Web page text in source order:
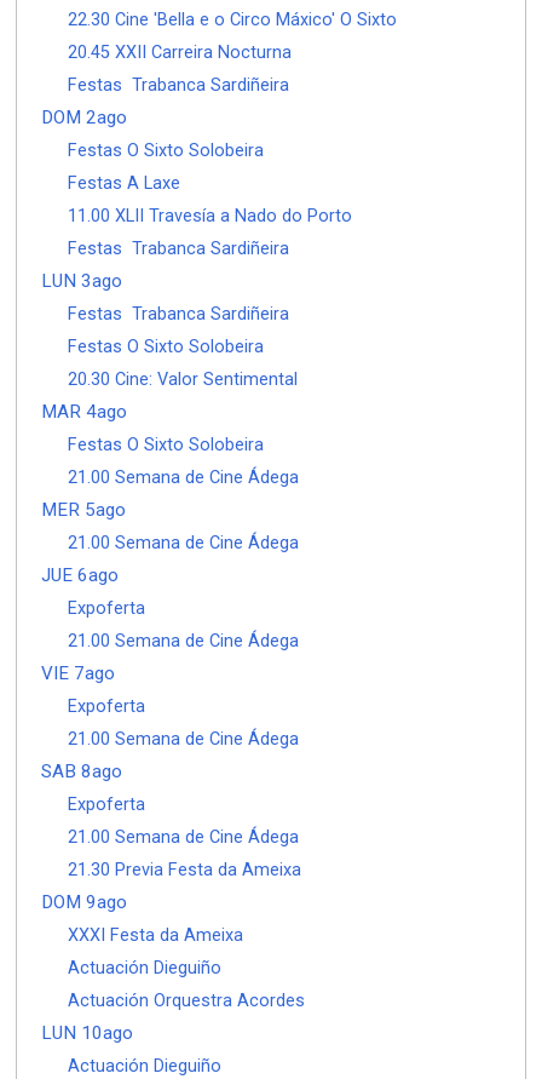
22.30 Cine 'Bella e o Circo Máxico' O Sixto
20.45 XXII Carreira Nocturna
Festas Trabanca Sardiñeira
DOM 2ago
Festas O Sixto Solobeira
Festas A Laxe
11.00 XLII Travesía a Nado do Porto
Festas Trabanca Sardiñeira
LUN 3ago
Festas Trabanca Sardiñeira
Festas O Sixto Solobeira
20.30 Cine: Valor Sentimental
MAR 4ago
Festas O Sixto Solobeira
21.00 Semana de Cine Ádega
MER 5ago
21.00 Semana de Cine Ádega
JUE 6ago
Expoferta
21.00 Semana de Cine Ádega
VIE 7ago
Expoferta
21.00 Semana de Cine Ádega
SAB 8ago
Expoferta
21.00 Semana de Cine Ádega
21.30 Previa Festa da Ameixa
DOM 9ago
XXXI Festa da Ameixa
Actuación Dieguiño
Actuación Orquestra Acordes
LUN 10ago
Actuación Dieguiño